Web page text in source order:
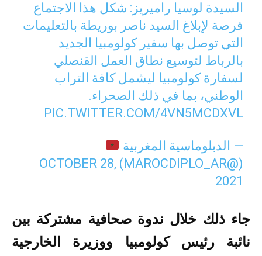
السيدة لوسيا راميريز: شكل هذا الاجتماع
فرصة لإبلاغ السيد ناصر بوريطة بالتعليمات
التي توصل بها سفير كولومبيا الجديد
بالرباط لتوسيع نطاق العمل القنصلي
لسفارة كولومبيا ليشمل كافة التراب
الوطني، بما في ذلك الصحراء.
PIC.TWITTER.COM/4VN5MCDXVL
— الدبلوماسية المغربية
(@MAROCDIPLO_AR)
OCTOBER 28,
2021
جاء ذلك خلال ندوة صحافية مشتركة بين
نائبة رئيس كولومبيا ووزيرة الخارجية